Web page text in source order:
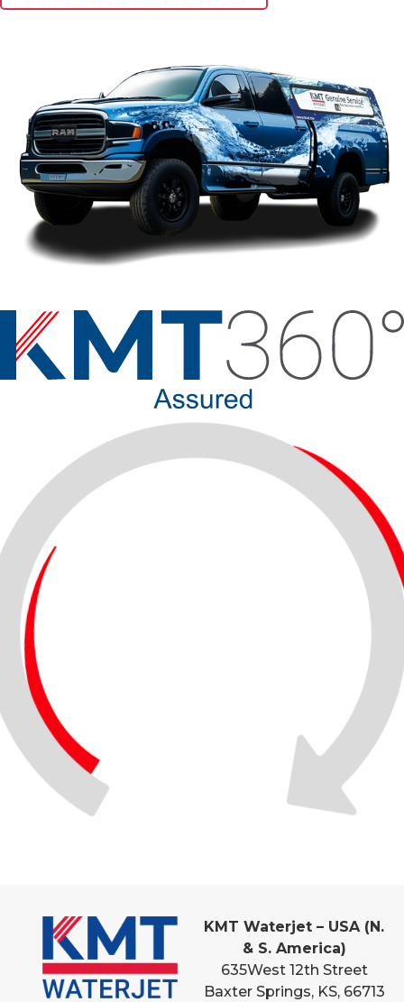
KMT Waterjet – USA (N.
& S. America)
635West 12th Street
Baxter Springs, KS, 66713